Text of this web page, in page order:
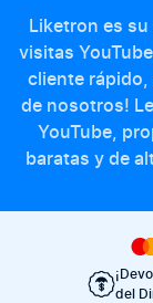
Liketron es
visitas
cliente rápido,
de nosotros!
YouTube,
baratas y de
del